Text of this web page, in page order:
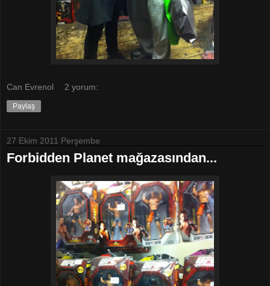
Can Evrenol 2 yorum:
Paylaş
27 Ekim 2011 Perşembe
Forbidden Planet mağazasından...